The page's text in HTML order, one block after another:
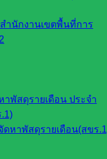
ำนักงานเขตพื้นที่การ
พัสดุรายเดือน ประจำ
หาพัสดุรายเดือน(สขร